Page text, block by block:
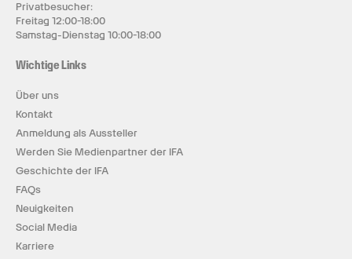
Privatbesucher:
Freitag 12:00-18:00
Samstag-Dienstag 10:00-18:00
Wichtige Links
Über uns
Kontakt
Anmeldung als Aussteller
Werden Sie Medienpartner der IFA
Geschichte der IFA
FAQs
Neuigkeiten
Social Media
Karriere